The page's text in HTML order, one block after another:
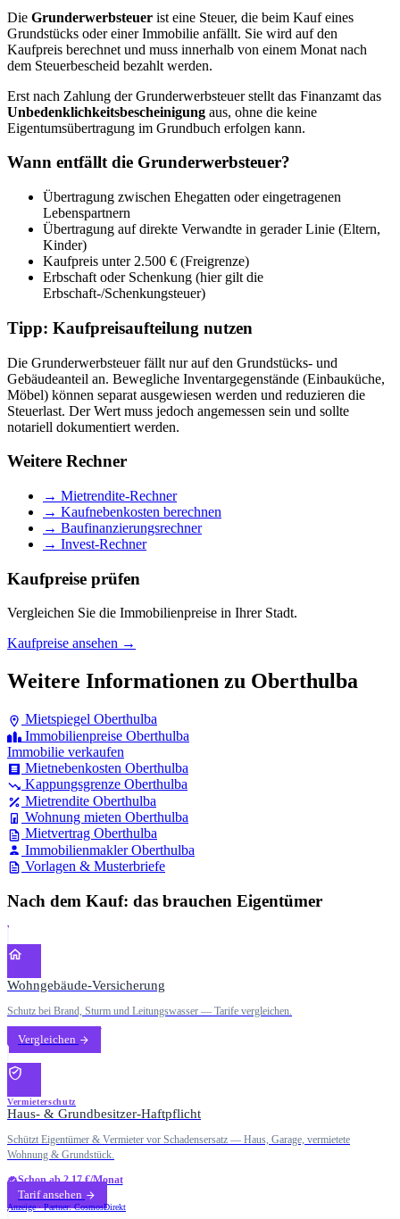
Die Grunderwerbsteuer ist eine Steuer, die beim Kauf eines
Grundstücks oder einer Immobilie anfällt. Sie wird auf den
Kaufpreis berechnet und muss innerhalb von einem Monat nach
dem Steuerbescheid bezahlt werden.
Erst nach Zahlung der Grunderwerbsteuer stellt das Finanzamt das
Unbedenklichkeitsbescheinigung aus, ohne die keine
Eigentumsübertragung im Grundbuch erfolgen kann.
Wann entfällt die Grunderwerbsteuer?
Übertragung zwischen Ehegatten oder eingetragenen
Lebenspartnern
Übertragung auf direkte Verwandte in gerader Linie (Eltern,
Kinder)
Kaufpreis unter 2.500 € (Freigrenze)
Erbschaft oder Schenkung (hier gilt die
Erbschaft-/Schenkungsteuer)
Tipp: Kaufpreisaufteilung nutzen
Die Grunderwerbsteuer fällt nur auf den Grundstücks- und
Gebäudeanteil an. Bewegliche Inventargegenstände (Einbauküche,
Möbel) können separat ausgewiesen werden und reduzieren die
Steuerlast. Der Wert muss jedoch angemessen sein und sollte
notariell dokumentiert werden.
Weitere Rechner
→ Mietrendite-Rechner
→ Kaufnebenkosten berechnen
→ Baufinanzierungsrechner
→ Invest-Rechner
Kaufpreise prüfen
Vergleichen Sie die Immobilienpreise in Ihrer Stadt.
Kaufpreise ansehen →
Weitere Informationen zu Oberthulba
Mietspiegel Oberthulba
Immobilienpreise Oberthulba
Immobilie verkaufen
Mietnebenkosten Oberthulba
Kappungsgrenze Oberthulba
Mietrendite Oberthulba
Wohnung mieten Oberthulba
Mietvertrag Oberthulba
Immobilienmakler Oberthulba
Vorlagen & Musterbriefe
Nach dem Kauf: das brauchen Eigentümer
Wohngebäude-Versicherung
Schutz bei Brand, Sturm und Leitungswasser — Tarife vergleichen.
Vergleichen
Vermieterschutz
Haus- & Grundbesitzer-Haftpflicht
Schützt Eigentümer & Vermieter vor Schadensersatz — Haus, Garage, vermietete
Wohnung & Grundstück.
Schon ab 2,17 €/Monat
Tarif ansehen
Anzeige · Partner: CosmosDirekt